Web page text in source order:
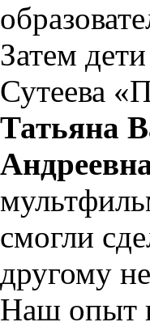
Затем
Сутеева
Татьяна
смогли
другому
Наш опыт